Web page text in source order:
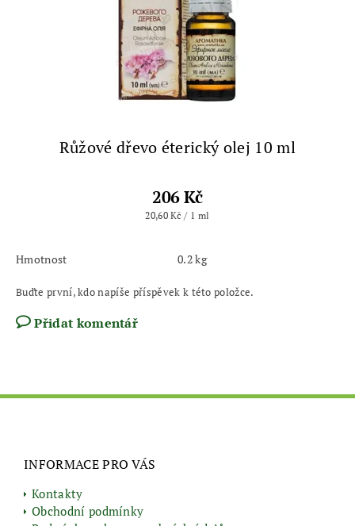
Růžové dřevo éterický olej 10 ml
206 Kč
20,60 Kč / 1 ml
Hmotnost 0.2 kg
Buďte první, kdo napíše příspěvek k této položce.
Přidat komentář
INFORMACE PRO VÁS
Kontakty
Obchodní podmínky